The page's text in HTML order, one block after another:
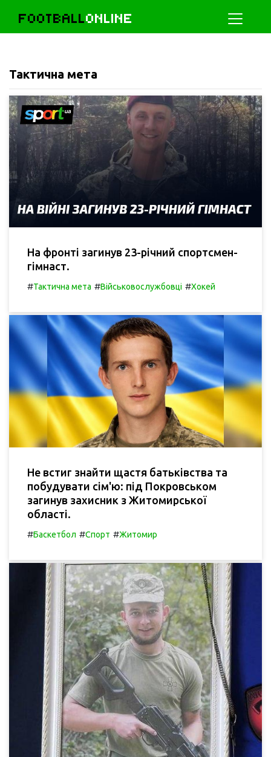
FOOTBALLONLINE
Тактична мета
На фронті загинув 23-річний спортсмен-
гімнаст.
#Тактична мета #Військовослужбовці #Хокей
Не встиг знайти щастя батьківства та
побудувати сім'ю: під Покровськом
загинув захисник з Житомирської
області.
#Баскетбол #Спорт #Житомир